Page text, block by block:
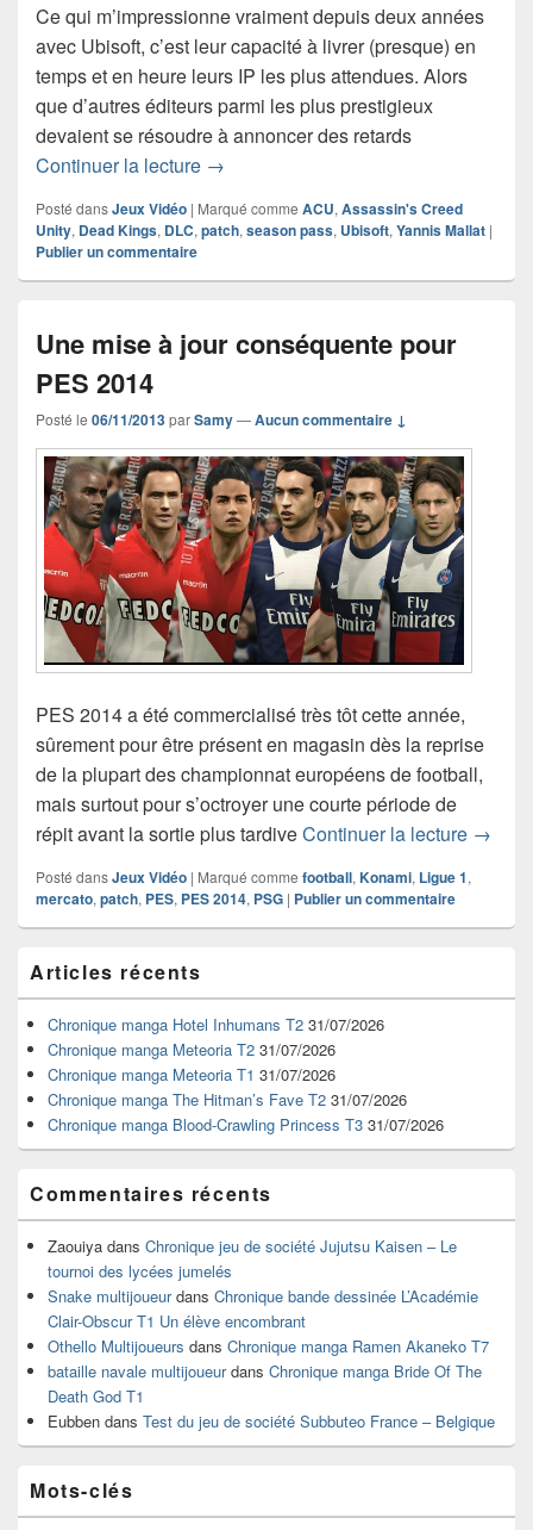
Ce qui m’impressionne vraiment depuis deux années
avec Ubisoft, c’est leur capacité à livrer (presque) en
temps et en heure leurs IP les plus attendues. Alors
que d’autres éditeurs parmi les plus prestigieux
devaient se résoudre à annoncer des retards
Continuer la lecture Assassin’s Creed Unity : Ubisoft fait
→
Posté dansJeux Vidéo | Marqué comme ACU, Assassin's Creed
Unity, Dead Kings, DLC, patch, season pass, Ubisoft, Yannis Mallat |
Publier un commentaire
Une mise à jour conséquente pour
PES 2014
Posté le 06/11/2013parSamy—Aucun commentaire ↓
PES 2014 a été commercialisé très tôt cette année,
sûrement pour être présent en magasin dès la reprise
de la plupart des championnat européens de football,
mais surtout pour s’octroyer une courte période de
répit avant la sortie plus tardiveContinuer la lecture Une
→
Posté dansJeux Vidéo | Marqué comme football, Konami, Ligue 1,
mercato, patch, PES, PES 2014, PSG | Publier un commentaire
principale
de
widget
pour
barre
latérale
Articles récents
Chronique manga Hotel Inhumans T2 31/07/2026
Chronique manga Meteoria T2 31/07/2026
Chronique manga Meteoria T1 31/07/2026
Chronique manga The Hitman’s Fave T2 31/07/2026
Chronique manga Blood-Crawling Princess T3 31/07/2026
Commentaires récents
Zaouiya dans Chronique jeu de société Jujutsu Kaisen – Le
tournoi des lycées jumelés
Snake multijoueurdans Chronique bande dessinée L’Académie
Clair-Obscur T1 Un élève encombrant
Othello Multijoueurs dans Chronique manga Ramen Akaneko T7
bataille navale multijoueurdans Chronique manga Bride Of The
Death God T1
Eubben dans Test du jeu de société Subbuteo France – Belgique
Mots-clés